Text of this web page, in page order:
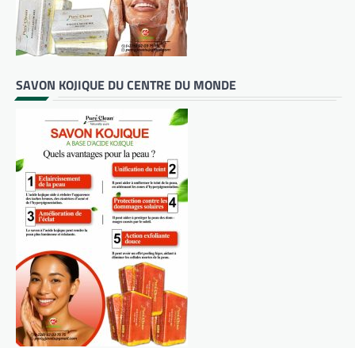
SAVON KOJIQUE DU CENTRE DU MONDE